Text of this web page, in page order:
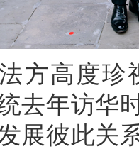
方高度珍
去年访华
展彼此关